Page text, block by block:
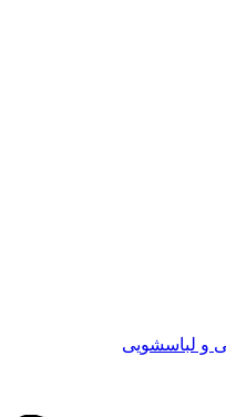
و لباسشویی